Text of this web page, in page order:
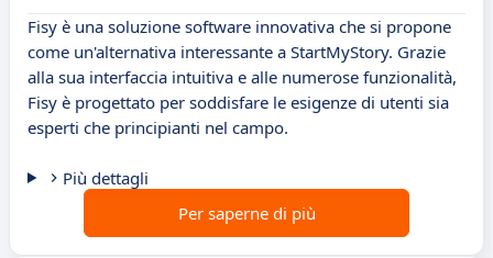
Fisy è una soluzione software innovativa che si propone
come un'alternativa interessante a StartMyStory. Grazie
alla sua interfaccia intuitiva e alle numerose funzionalità,
Fisy è progettato per soddisfare le esigenze di utenti sia
esperti che principianti nel campo.
Più dettagli
Per saperne di più